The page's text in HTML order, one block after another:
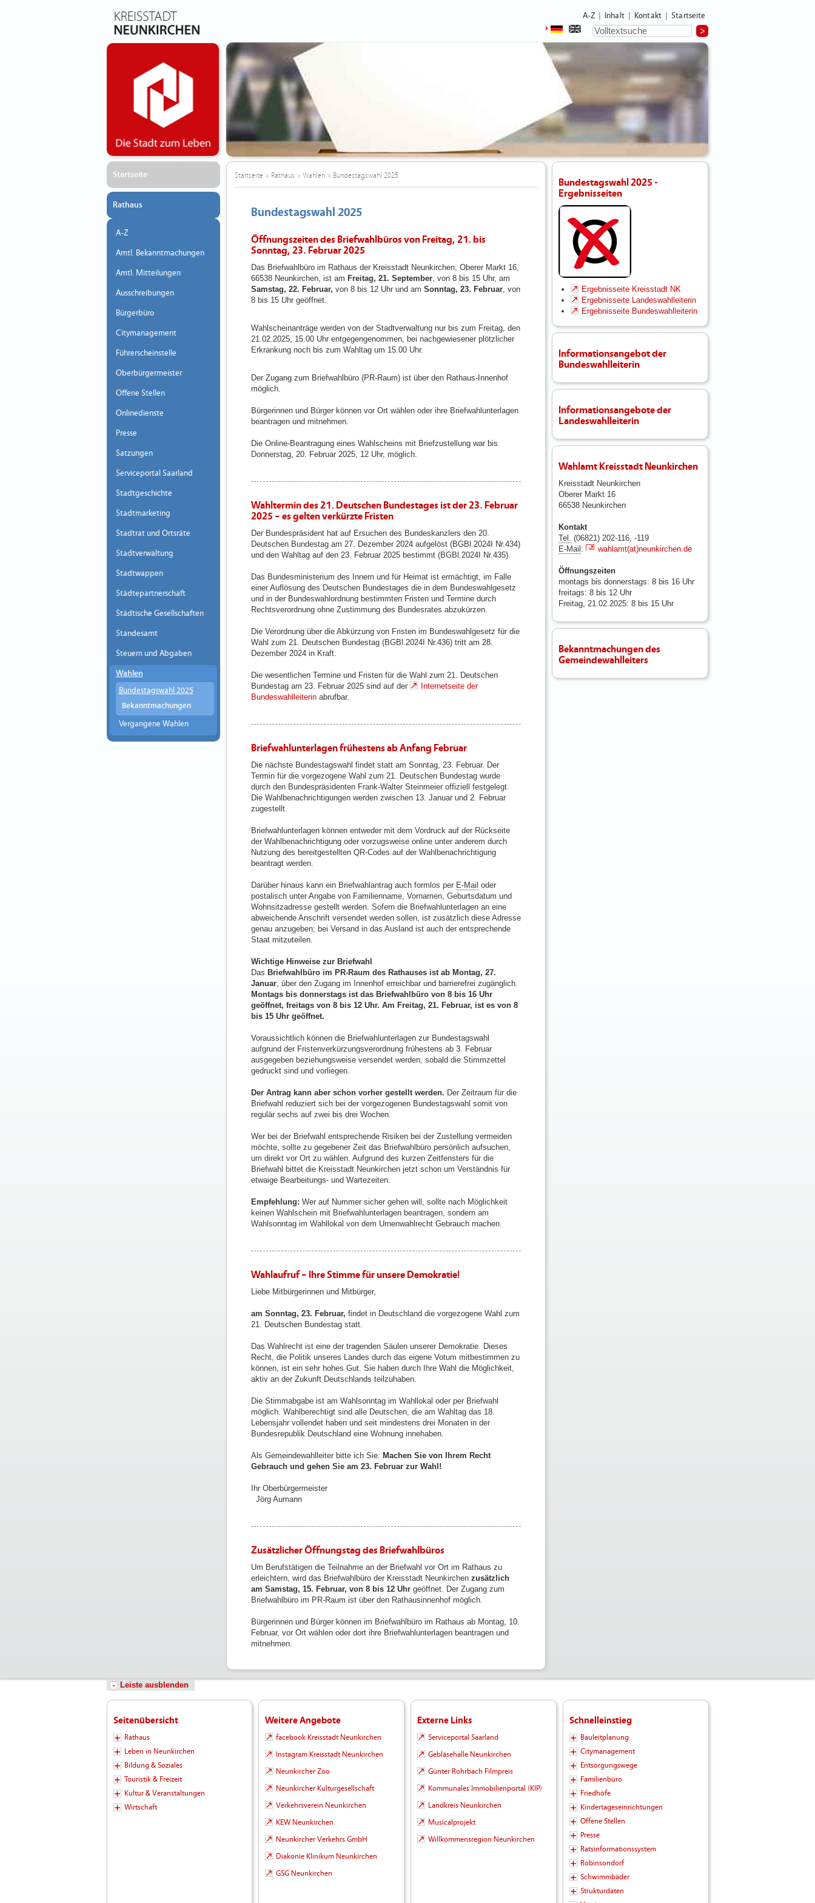
A-Z Inhalt Kontakt Startseite
Startseite
Rathaus
A-Z
Amtl. Bekanntmachungen
Amtl. Mitteilungen
Ausschreibungen
Bürgerbüro
Citymanagement
Führerscheinstelle
Oberbürgermeister
Offene Stellen
Onlinedienste
Presse
Satzungen
Serviceportal Saarland
Stadtgeschichte
Stadtmarketing
Stadtrat und Ortsräte
Stadtverwaltung
Stadtwappen
Städtepartnerschaft
Städtische Gesellschaften
Standesamt
Steuern und Abgaben
Wahlen
Bundestagswahl 2025
Bekanntmachungen
Vergangene Wahlen
Startseite> Rathaus > Wahlen> Bundestagswahl 2025
Bundestagswahl 2025
Öffnungszeiten des Briefwahlbüros von Freitag, 21. bis
Sonntag, 23. Februar 2025
Das Briefwahlbüro im Rathaus der Kreisstadt Neunkirchen, Oberer Markt 16,
66538 Neunkirchen, ist am Freitag, 21. September, von 8 bis 15 Uhr, am
Samstag, 22. Februar, von 8 bis 12 Uhr und am Sonntag, 23. Februar, von
8 bis 15 Uhr geöffnet.
Wahlscheinanträge werden von der Stadtverwaltung nur bis zum Freitag, den
21.02.2025, 15.00 Uhr entgegengenommen, bei nachgewiesener plötzlicher
Erkrankung noch bis zum Wahltag um 15.00 Uhr.
Der Zugang zum Briefwahlbüro (PR-Raum) ist über den Rathaus-Innenhof
möglich.
Bürgerinnen und Bürger können vor Ort wählen oder ihre Briefwahlunterlagen
beantragen und mitnehmen.
Die Online-Beantragung eines Wahlscheins mit Briefzustellung war bis
Donnerstag, 20. Februar 2025, 12 Uhr, möglich.
Wahltermin des 21. Deutschen Bundestages ist der 23. Februar
2025 – es gelten verkürzte Fristen
Der Bundespräsident hat auf Ersuchen des Bundeskanzlers den 20.
Deutschen Bundestag am 27. Dezember 2024 aufgelöst (BGBl.2024I Nr.434)
und den Wahltag auf den 23. Februar 2025 bestimmt (BGBl.2024I Nr.435).
Das Bundesministerium des Innern und für Heimat ist ermächtigt, im Falle
einer Auflösung des Deutschen Bundestages die in dem Bundeswahlgesetz
und in der Bundeswahlordnung bestimmten Fristen und Termine durch
Rechtsverordnung ohne Zustimmung des Bundesrates abzukürzen.
Die Verordnung über die Abkürzung von Fristen im Bundeswahlgesetz für die
Wahl zum 21. Deutschen Bundestag (BGBl.2024I Nr.436) tritt am 28.
Dezember 2024 in Kraft.
Die wesentlichen Termine und Fristen für die Wahl zum 21. Deutschen
Bundestag am 23. Februar 2025 sind auf der
Internetseite der
Bundeswahlleiterin abrufbar.
Briefwahlunterlagen frühestens ab Anfang Februar
Die nächste Bundestagswahl findet statt am Sonntag, 23. Februar. Der
Termin für die vorgezogene Wahl zum 21. Deutschen Bundestag wurde
durch den Bundespräsidenten Frank-Walter Steinmeier offiziell festgelegt.
Die Wahlbenachrichtigungen werden zwischen 13. Januar und 2. Februar
zugestellt.
Briefwahlunterlagen können entweder mit dem Vordruck auf der Rückseite
der Wahlbenachrichtigung oder vorzugsweise online unter anderem durch
Nutzung des bereitgestellten QR-Codes auf der Wahlbenachrichtigung
beantragt werden.
Darüber hinaus kann ein Briefwahlantrag auch formlos per E-Mail oder
postalisch unter Angabe von Familienname, Vornamen, Geburtsdatum und
Wohnsitzadresse gestellt werden. Sofern die Briefwahlunterlagen an eine
abweichende Anschrift versendet werden sollen, ist zusätzlich diese Adresse
genau anzugeben; bei Versand in das Ausland ist auch der entsprechende
Staat mitzuteilen.
Wichtige Hinweise zur Briefwahl
Das Briefwahlbüro im PR-Raum des Rathauses ist ab Montag, 27.
Januar, über den Zugang im Innenhof erreichbar und barrierefrei zugänglich.
Montags bis donnerstags ist das Briefwahlbüro von 8 bis 16 Uhr
geöffnet, freitags von 8 bis 12 Uhr. Am Freitag, 21. Februar, ist es von 8
bis 15 Uhr geöffnet.
Voraussichtlich können die Briefwahlunterlagen zur Bundestagswahl
aufgrund der Fristenverkürzungsverordnung frühestens ab 3. Februar
ausgegeben beziehungsweise versendet werden, sobald die Stimmzettel
gedruckt sind und vorliegen.
Der Antrag kann aber schon vorher gestellt werden. Der Zeitraum für die
Briefwahl reduziert sich bei der vorgezogenen Bundestagswahl somit von
regulär sechs auf zwei bis drei Wochen.
Wer bei der Briefwahl entsprechende Risiken bei der Zustellung vermeiden
möchte, sollte zu gegebener Zeit das Briefwahlbüro persönlich aufsuchen,
um direkt vor Ort zu wählen. Aufgrund des kurzen Zeitfensters für die
Briefwahl bittet die Kreisstadt Neunkirchen jetzt schon um Verständnis für
etwaige Bearbeitungs- und Wartezeiten.
Empfehlung: Wer auf Nummer sicher gehen will, sollte nach Möglichkeit
keinen Wahlschein mit Briefwahlunterlagen beantragen, sondern am
Wahlsonntag im Wahllokal von dem Urnenwahlrecht Gebrauch machen.
Wahlaufruf – Ihre Stimme für unsere Demokratie!
Liebe Mitbürgerinnen und Mitbürger,
am Sonntag, 23. Februar, findet in Deutschland die vorgezogene Wahl zum
21. Deutschen Bundestag statt.
Das Wahlrecht ist eine der tragenden Säulen unserer Demokratie. Dieses
Recht, die Politik unseres Landes durch das eigene Votum mitbestimmen zu
können, ist ein sehr hohes Gut. Sie haben durch Ihre Wahl die Möglichkeit,
aktiv an der Zukunft Deutschlands teilzuhaben.
Die Stimmabgabe ist am Wahlsonntag im Wahllokal oder per Briefwahl
möglich. Wahlberechtigt sind alle Deutschen, die am Wahltag das 18.
Lebensjahr vollendet haben und seit mindestens drei Monaten in der
Bundesrepublik Deutschland eine Wohnung innehaben.
Als Gemeindewahlleiter bitte ich Sie: Machen Sie von Ihrem Recht
Gebrauch und gehen Sie am 23. Februar zur Wahl!
Ihr Oberbürgermeister
Jörg Aumann
Zusätzlicher Öffnungstag des Briefwahlbüros
Um Berufstätigen die Teilnahme an der Briefwahl vor Ort im Rathaus zu
erleichtern, wird das Briefwahlbüro der Kreisstadt Neunkirchen zusätzlich
am Samstag, 15. Februar, von 8 bis 12 Uhr geöffnet. Der Zugang zum
Briefwahlbüro im PR-Raum ist über den Rathausinnenhof möglich.
Bürgerinnen und Bürger können im Briefwahlbüro im Rathaus ab Montag, 10.
Februar, vor Ort wählen oder dort ihre Briefwahlunterlagen beantragen und
mitnehmen.
Bundestagswahl 2025 -
Ergebnisseiten
Ergebnisseite Kreisstadt NK
Ergebnisseite Landeswahlleiterin
Ergebnisseite Bundeswahlleiterin
Informationsangebot der
Bundeswahlleiterin
Informationsangebote der
Landeswahlleiterin
Wahlamt Kreisstadt Neunkirchen
Kreisstadt Neunkirchen
Oberer Markt 16
66538 Neunkirchen
Kontakt
Tel. (06821) 202-116, -119
E-Mail : wahlamt(at)neunkirchen.de
Öffnungszeiten
montags bis donnerstags: 8 bis 16 Uhr
freitags: 8 bis 12 Uhr
Freitag, 21.02.2025: 8 bis 15 Uhr
Bekanntmachungen des
Gemeindewahlleiters
Leiste ausblenden
Seitenübersicht
Rathaus
Leben in Neunkirchen
Bildung & Soziales
Touristik & Freizeit
Kultur & Veranstaltungen
Wirtschaft
Weitere Angebote
facebook Kreisstadt Neunkirchen
Instagram Kreisstadt Neunkirchen
Neunkircher Zoo
Neunkircher Kulturgesellschaft
Verkehrsverein Neunkirchen
KEW Neunkirchen
Neunkircher Verkehrs GmbH
Diakonie Klinikum Neunkirchen
GSG Neunkirchen
Externe Links
Serviceportal Saarland
Gebläsehalle Neunkirchen
Günter Rohrbach Filmpreis
Kommunales Immobilienportal (KIP)
Landkreis Neunkirchen
Musicalprojekt
Willkommensregion Neunkirchen
Schnelleinstieg
Bauleitplanung
Citymanagement
Entsorgungswege
Familienbüro
Friedhöfe
Kindertageseinrichtungen
Offene Stellen
Presse
Ratsinformationssystem
Robinsondorf
Schwimmbäder
Strukturdaten